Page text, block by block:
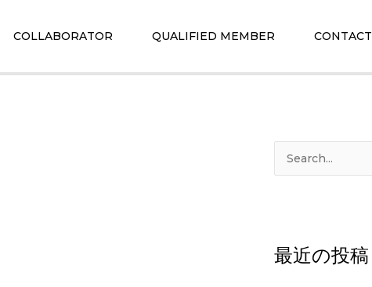
COLLABORATOR QUALIFIED MEMBER CONTACT
最近の投稿